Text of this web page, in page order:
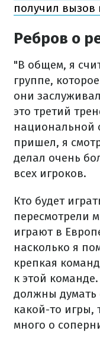
получил
Ребров о
"В общем, я
группе,
они
это третий
национальной
пришел, я
делал очень
всех игроков.
Кто будет
пересмотрели
играют в
насколько я
крепкая
к этой
должны думать
какой-то игры,
много о